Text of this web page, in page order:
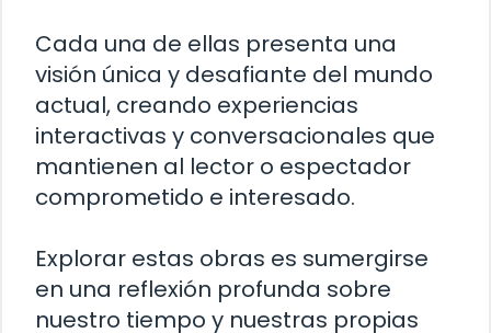
Cada una de ellas presenta una
visión única y desafiante del mundo
actual, creando experiencias
interactivas y conversacionales que
mantienen al lector o espectador
comprometido e interesado.
Explorar estas obras es sumergirse
en una reflexión profunda sobre
nuestro tiempo y nuestras propias